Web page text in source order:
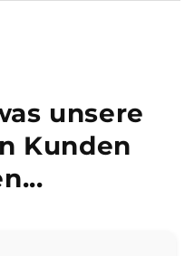
unsere
Kunden